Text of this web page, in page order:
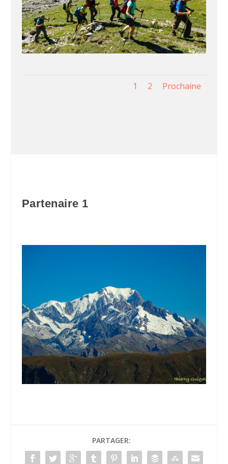
1 2 Prochaine
Partenaire 1
PARTAGER: